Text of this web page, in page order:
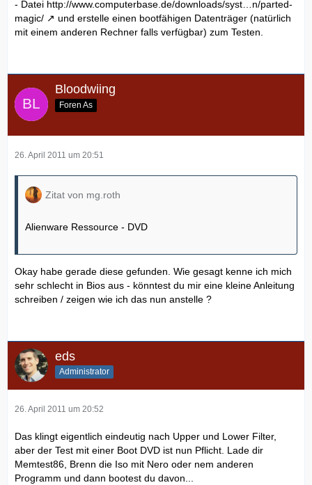
- Datei http://www.computerbase.de/downloads/syst…n/parted-
magic/
und erstelle einen bootfähigen Datenträger (natürlich
mit einem anderen Rechner falls verfügbar) zum Testen.
Bloodwiing
Foren As
26. April 2011 um 20:51
Zitat von mg.roth
Alienware Ressource - DVD
Okay habe gerade diese gefunden. Wie gesagt kenne ich mich
sehr schlecht in Bios aus - könntest du mir eine kleine Anleitung
schreiben / zeigen wie ich das nun anstelle ?
eds
Administrator
26. April 2011 um 20:52
Das klingt eigentlich eindeutig nach Upper und Lower Filter,
aber der Test mit einer Boot DVD ist nun Pflicht. Lade dir
Memtest86, Brenn die Iso mit Nero oder nem anderen
Programm und dann bootest du davon...